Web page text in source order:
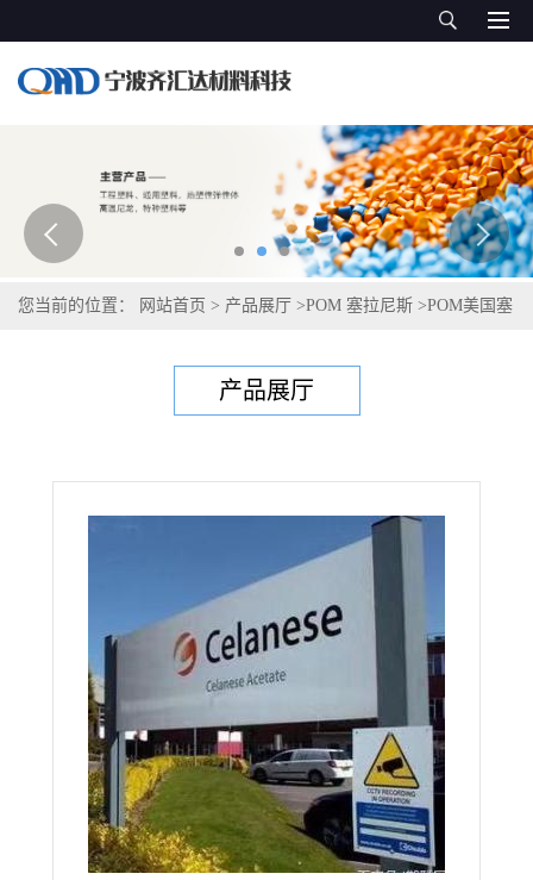
您当前的位置： 网站首页 > 产品展厅 >POM 塞拉尼斯 >POM美国塞
产品展厅